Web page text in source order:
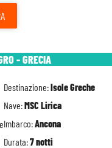
- GRECIA
Destinazione:Isole Greche
Nave:MSC Lirica
Imbarco:Ancona
Durata:7 notti